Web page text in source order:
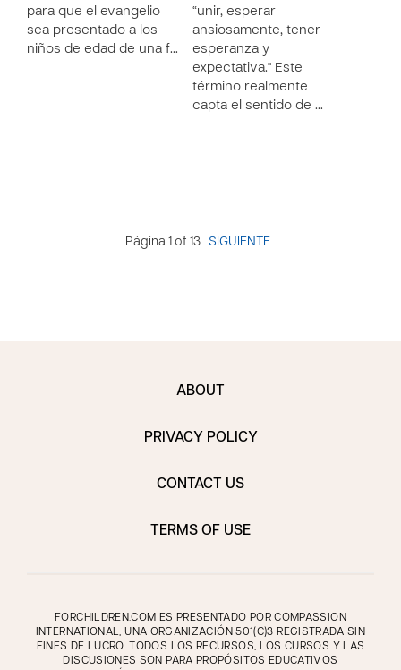
para que el evangelio
sea presentado a los
niños de edad de una f…
“unir, esperar
ansiosamente, tener
esperanza y
expectativa." Este
término realmente
capta el sentido de …
Página 1 of 13 SIGUIENTE
ABOUT
PRIVACY POLICY
CONTACT US
TERMS OF USE
FORCHILDREN.COM ES PRESENTADO POR COMPASSION
INTERNATIONAL, UNA ORGANIZACIÓN 501(C)3 REGISTRADA SIN
FINES DE LUCRO. TODOS LOS RECURSOS, LOS CURSOS Y LAS
DISCUSIONES SON PARA PROPÓSITOS EDUCATIVOS